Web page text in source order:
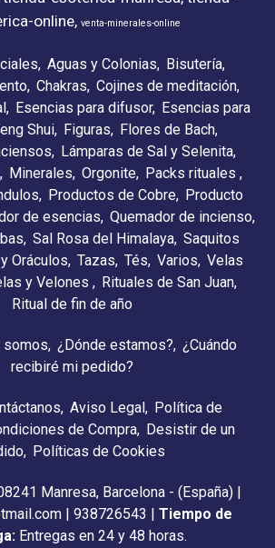
online venta-minerales-online
Aguas y Colonias
Bisutería
Chakras Cojines de meditación
Esencias para difusor Esencias para
Shui Figuras
Flores de Bach
Lámparas de Sal y Selenita
Minerales Orgonite Packs rituales
Productos de Cobre Producto
de esencias Quemador de incienso
Sal Rosa del Himalaya Saquitos
Oráculos Tazas Tés Varios Velas
y Velones
Rituales de San Juan
Ritual de fin de año
somos ¿Dónde estamos?
¿Cuándo
recibiré mi pedido?
Aviso Legal
Política de
de Compra
Desistir de un
Políticas de Cookies
Manresa, Barcelona - (España) |
| 938726543 | Tiempo de
Entregas en 24 y 48 horas.